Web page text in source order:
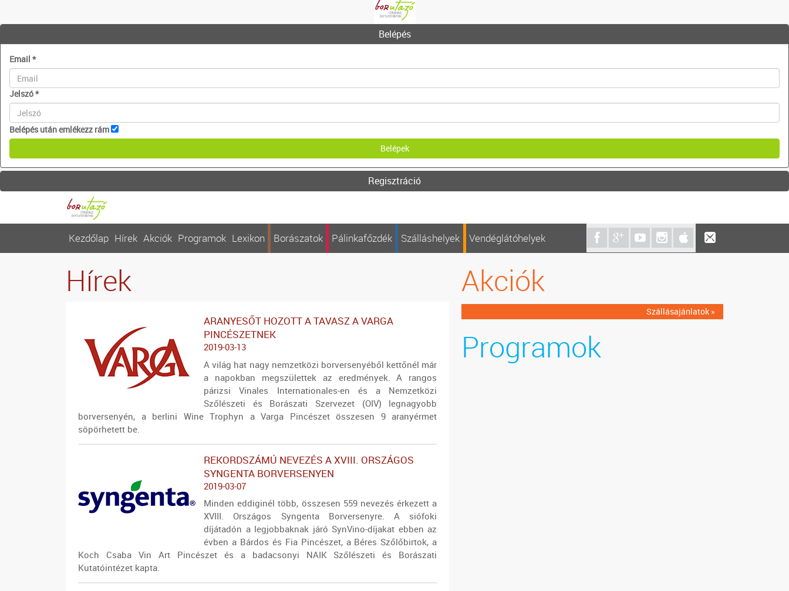
Belépés
Email *
Jelszó*
Belépés után emlékezz rám
Regisztráció
Kezdőlap Hírek Akciók Programok Lexikon Borászatok Pálinkafőzdék Szálláshelyek Vendéglátóhelyek
Hírek
ARANYESŐT HOZOTT A TAVASZ A VARGA
PINCÉSZETNEK
2019-03-13
A világ hat nagy nemzetközi borversenyéből kettőnél már
a napokban megszülettek az eredmények. A rangos
párizsi Vinales Internationales-en és a Nemzetközi
Szőlészeti és Borászati Szervezet (OIV) legnagyobb
borversenyén, a berlini Wine Trophyn a Varga Pincészet összesen 9 aranyérmet
söpörhetett be.
REKORDSZÁMÚ NEVEZÉS A XVIII. ORSZÁGOS
SYNGENTA BORVERSENYEN
2019-03-07
Minden eddiginél több, összesen 559 nevezés érkezett a
XVIII. Országos Syngenta Borversenyre. A siófoki
díjátadón a legjobbaknak járó SynVino-díjakat ebben az
évben a Bárdos és Fia Pincészet, a Béres Szőlőbirtok, a
Koch Csaba Vin Art Pincészet és a badacsonyi NAIK Szőlészeti és Borászati
Kutatóintézet kapta.
Akciók
Szállásajánlatok »
Programok